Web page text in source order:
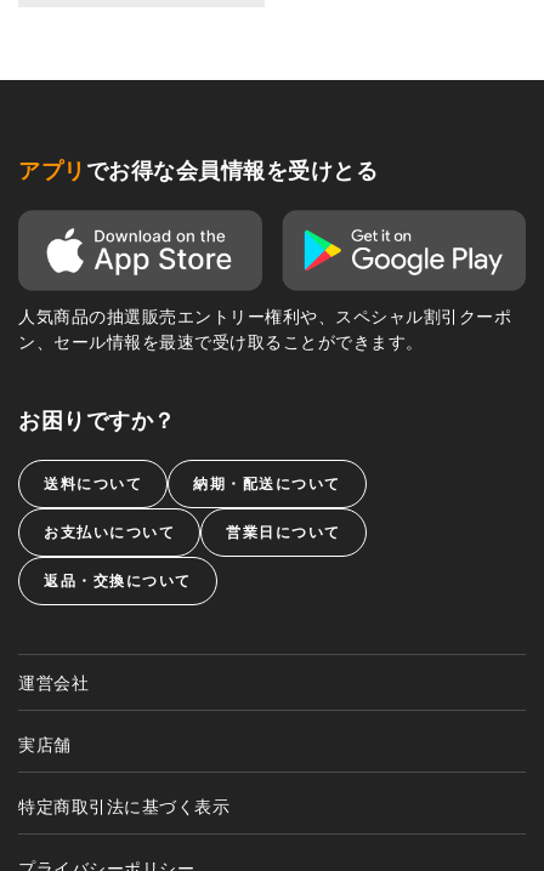
アプリ でお得な会員情報を受けとる
人気商品の抽選販売エントリー権利や、スペシャル割引クーポ
ン、セール情報を最速で受け取ることができます。
お困りですか？
送料について 納期・配送について
お支払いについて 営業日について
返品・交換について
運営会社
実店舗
特定商取引法に基づく表示